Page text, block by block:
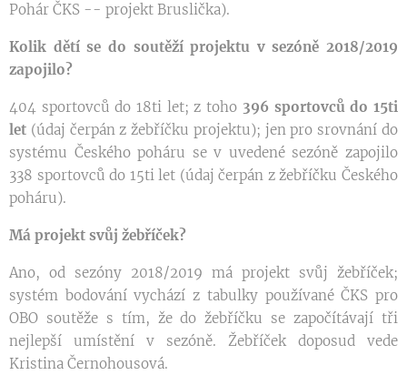
Pohár ČKS -- projekt Bruslička).
Kolik dětí se do soutěží projektu v sezóně 2018/2019
zapojilo?
404 sportovců do 18ti let; z toho 396 sportovců do 15ti
let (údaj čerpán z žebříčku projektu); jen pro srovnání do
systému Českého poháru se v uvedené sezóně zapojilo
338 sportovců do 15ti let (údaj čerpán z žebříčku Českého
poháru).
Má projekt svůj žebříček?
Ano, od sezóny 2018/2019 má projekt svůj žebříček;
systém bodování vychází z tabulky používané ČKS pro
OBO soutěže s tím, že do žebříčku se započítávají tři
nejlepší umístění v sezóně. Žebříček doposud vede
Kristina Černohousová.